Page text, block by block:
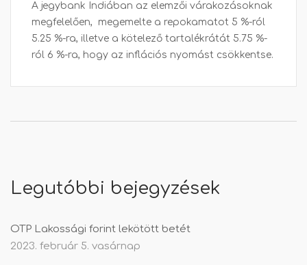
A jegybank Indiában az elemzői várakozásoknak
megfelelően, megemelte a repokamatot 5 %-ról
5.25 %-ra, illetve a kötelező tartalékrátát 5.75 %-
ról 6 %-ra, hogy az inflációs nyomást csökkentse.
Legutóbbi bejegyzések
OTP Lakossági forint lekötött betét
2023. február 5. vasárnap